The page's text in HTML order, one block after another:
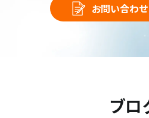
お問い合わせ
ブロ